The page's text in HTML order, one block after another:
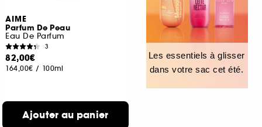
AIME
Parfum De Peau
Eau De Parfum
3
82,00€
164,00€ / 100ml
Ajouter au panier
Les essentiels à glisser
dans votre sac cet été.